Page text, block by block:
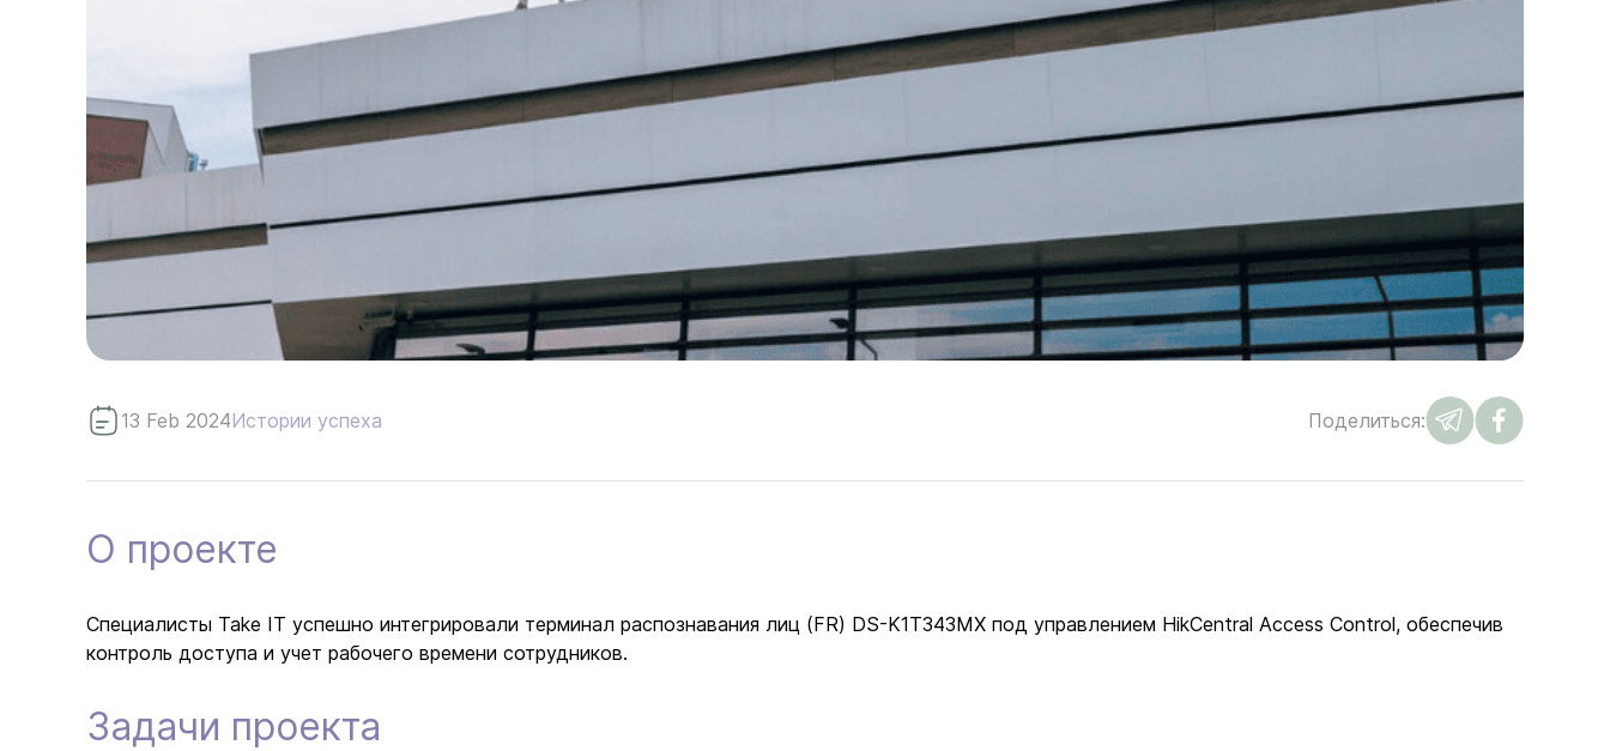
13 Feb 2024Истории успеха Поделиться:
О проекте
Специалисты Take IT успешно интегрировали терминал распознавания лиц (FR) DS-K1T343MX под управлением HikCentral Access Control, обеспечив
контроль доступа и учет рабочего времени сотрудников.
Задачи проекта